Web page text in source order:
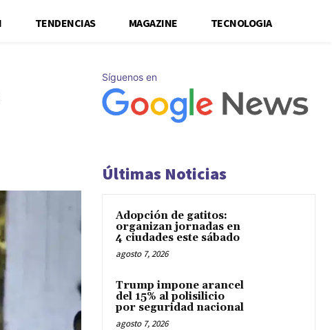
TENDENCIAS MAGAZINE TECNOLOGIA
Síguenos en
Últimas Noticias
Adopción de gatitos:
organizan jornadas en
4 ciudades este sábado
agosto 7, 2026
Trump impone arancel
del 15% al polisilicio
por seguridad nacional
agosto 7, 2026